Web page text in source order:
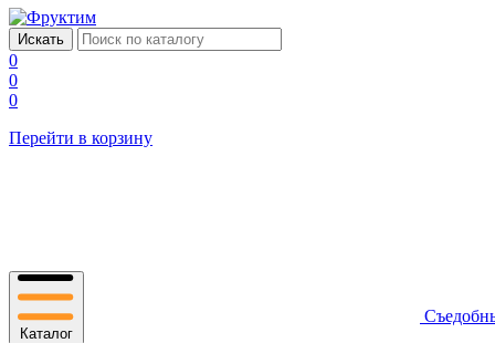
0
0
0
Перейти в корзину
Каталог